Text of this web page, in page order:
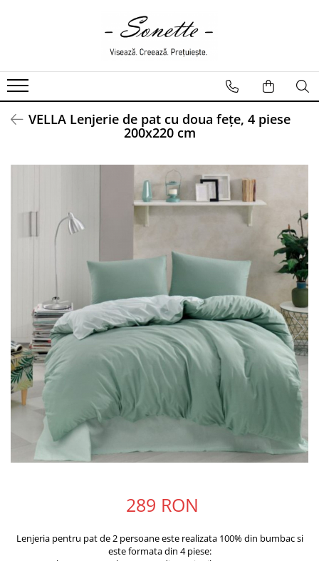
LENJERII DE PAT
LENJERII DE PAT CU PATURA
LENJERII DE PAT CU PILOTA SI
VELLA Lenjerie de pat cu doua fețe, 4 piese
200x220 cm
289 RON
Lenjeria pentru pat de 2 persoane este realizata 100% din bumbac si
este formata din 4 piese: